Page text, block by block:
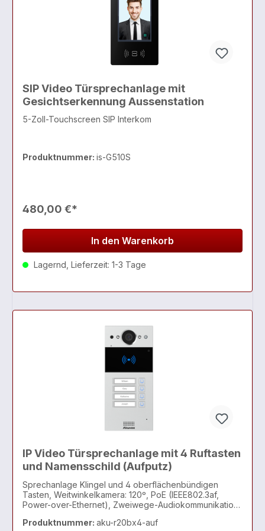
SIP Video Türsprechanlage mit
Gesichtserkennung Aussenstation
5-Zoll-Touchscreen SIP Interkom
Produktnummer: is-G510S
480,00 €*
In den Warenkorb
Lagernd, Lieferzeit: 1-3 Tage
IP Video Türsprechanlage mit 4 Ruftasten
und Namensschild (Aufputz)
Sprechanlage Klingel und 4 oberflächenbündigen
Tasten, Weitwinkelkamera: 120º, PoE (IEEE802.3af,
Power-over-Ethernet), Zweiwege-Audiokommunikation
entspricht dem SIP-Standard zur einfach
Produktnummer: aku-r20bx4-auf